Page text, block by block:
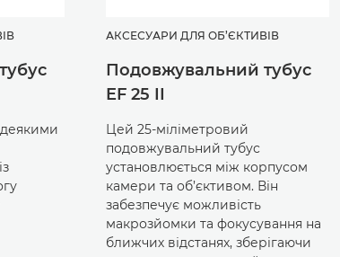
АКСЕСУАРИ ДЛЯ ОБ’ЄКТИВІВ
Подовжувальний тубус
EF 25 II
Цей 25-міліметровий
подовжувальний тубус
установлюється між корпусом
камери та об’єктивом. Він
забезпечує можливість
макрозйомки та фокусування на
ближчих відстанях, зберігаючи